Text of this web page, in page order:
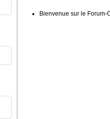
Bienvenue sur le Forum-